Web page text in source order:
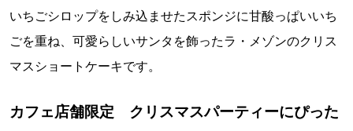
いちごシロップをしみ込ませたスポンジに甘酸っぱいいち
ごを重ね、可愛らしいサンタを飾ったラ・メゾンのクリス
マスショートケーキです。
カフェ店舗限定 クリスマスパーティーにぴった